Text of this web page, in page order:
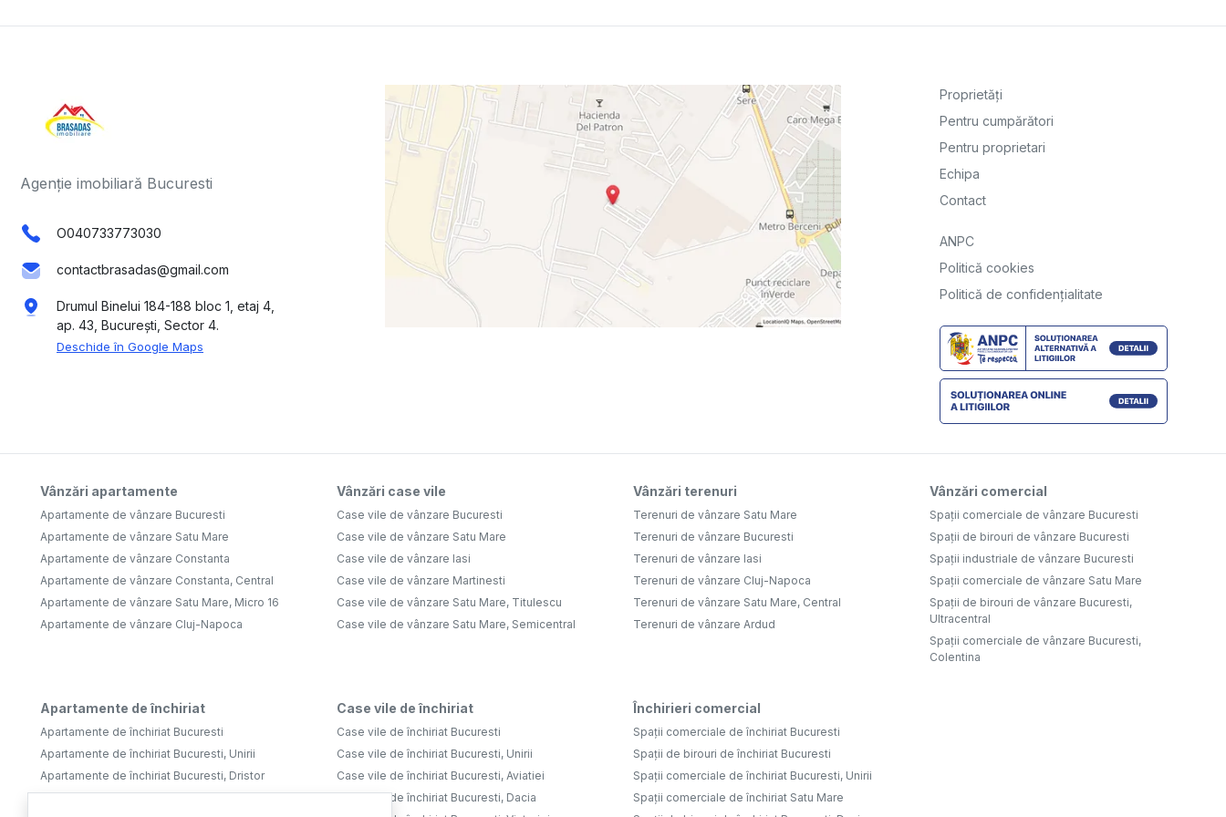
Agenție imobiliară Bucuresti
O040733773030
contactbrasadas@gmail.com
Drumul Binelui 184-188 bloc 1, etaj 4,
ap. 43, București, Sector 4.
Deschide în Google Maps
Proprietăți
Pentru cumpărători
Pentru proprietari
Echipa
Contact
ANPC
Politică cookies
Politică de confidențialitate
Vânzări apartamente
Apartamente de vânzare Bucuresti
Apartamente de vânzare Satu Mare
Apartamente de vânzare Constanta
Apartamente de vânzare Constanta, Central
Apartamente de vânzare Satu Mare, Micro 16
Apartamente de vânzare Cluj-Napoca
Vânzări case vile
Case vile de vânzare Bucuresti
Case vile de vânzare Satu Mare
Case vile de vânzare Iasi
Case vile de vânzare Martinesti
Case vile de vânzare Satu Mare, Titulescu
Case vile de vânzare Satu Mare, Semicentral
Vânzări terenuri
Terenuri de vânzare Satu Mare
Terenuri de vânzare Bucuresti
Terenuri de vânzare Iasi
Terenuri de vânzare Cluj-Napoca
Terenuri de vânzare Satu Mare, Central
Terenuri de vânzare Ardud
Vânzări comercial
Spații comerciale de vânzare Bucuresti
Spații de birouri de vânzare Bucuresti
Spații industriale de vânzare Bucuresti
Spații comerciale de vânzare Satu Mare
Spații de birouri de vânzare Bucuresti,
Ultracentral
Spații comerciale de vânzare Bucuresti,
Colentina
Apartamente de închiriat
Apartamente de închiriat Bucuresti
Apartamente de închiriat Bucuresti, Unirii
Apartamente de închiriat Bucuresti, Dristor
Apartamente de închiriat Bucuresti, Tineretului
Case vile de închiriat
Case vile de închiriat Bucuresti
Case vile de închiriat Bucuresti, Unirii
Case vile de închiriat Bucuresti, Aviatiei
Case vile de închiriat Bucuresti, Dacia
Închirieri comercial
Spații comerciale de închiriat Bucuresti
Spații de birouri de închiriat Bucuresti
Spații comerciale de închiriat Bucuresti, Unirii
Spații comerciale de închiriat Satu Mare